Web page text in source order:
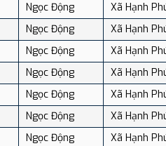
Ngọc Động
Xã Hạnh
Ngọc Động
Xã Hạnh
Ngọc Động
Xã Hạnh
Ngọc Động
Xã Hạnh
Ngọc Động
Xã Hạnh
Ngọc Động
Xã Hạnh
Ngọc Động
Xã Hạnh